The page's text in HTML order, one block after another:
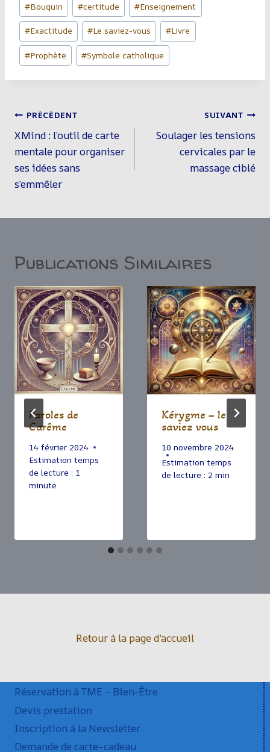
la
publication :
#Bouquin #certitude #Enseignement
#Exactitude #Le saviez-vous #Livre
#Prophète #Symbole catholique
Navigation
De
L’article
PRÉCÉDENT
XMind : l’outil de carte
mentale pour organiser
ses idées sans
s’emmêler
SUIVANT
Soulager les tensions
cervicales par le
massage ciblé
Publications Similaires
Paroles de
Carême
14 février 2024
Estimation temps
de lecture : 1
minute
Kérygme – le
saviez vous
10 novembre 2024
Estimation temps
de lecture : 2 min
Retour à la page d’accueil
Réservation à TME – Bien-Être
Devis prestation
Inscription à la Newsletter
Demande de carte-cadeau